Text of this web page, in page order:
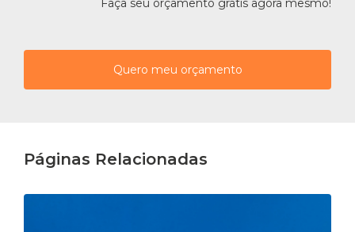
Faça seu orçamento grátis agora mesmo!
Quero meu orçamento
Páginas Relacionadas